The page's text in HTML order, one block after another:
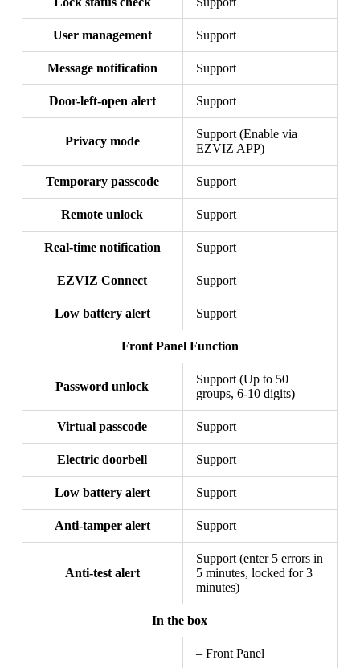
User management Support
Message notification Support
Door-left-open alert Support
Privacy mode
Support (Enable via
EZVIZ APP)
Temporary passcode Support
Remote unlock Support
Real-time notification Support
EZVIZ Connect Support
Low battery alert Support
Front Panel Function
Password unlock
Support (Up to 50
groups, 6-10 digits)
Virtual passcode Support
Electric doorbell Support
Low battery alert Support
Anti-tamper alert Support
Anti-test alert
Support (enter 5 errors in
5 minutes, locked for 3
minutes)
In the box
– Front Panel